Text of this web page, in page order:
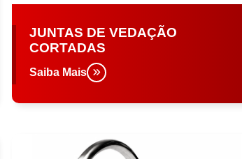
JUNTAS DE VEDAÇÃO
CORTADAS
Saiba Mais